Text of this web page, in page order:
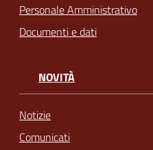
Personale Amministrativo
Documenti e dati
NOVITÀ
Notizie
Comunicati